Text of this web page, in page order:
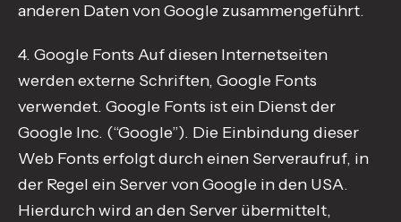
anderen Daten von Google zusammengeführt.
4. Google Fonts Auf diesen Internetseiten
werden externe Schriften, Google Fonts
verwendet. Google Fonts ist ein Dienst der
Google Inc. (“Google”). Die Einbindung dieser
Web Fonts erfolgt durch einen Serveraufruf, in
der Regel ein Server von Google in den USA.
Hierdurch wird an den Server übermittelt,